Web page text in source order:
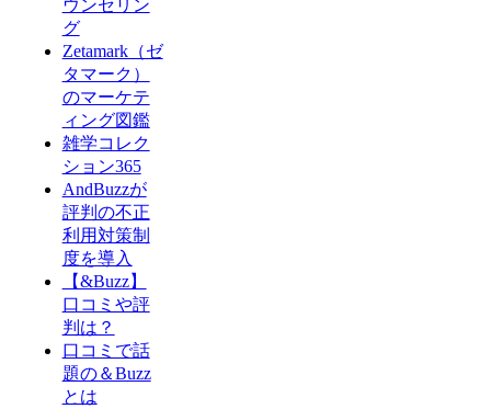
ウンセリン
グ
Zetamark（ゼ
タマーク）
のマーケテ
ィング図鑑
雑学コレク
ション365
AndBuzzが
評判の不正
利用対策制
度を導入
【&Buzz】
口コミや評
判は？
口コミで話
題の＆Buzz
とは